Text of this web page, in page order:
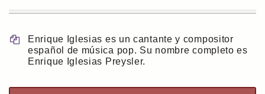
Enrique Iglesias es un cantante y compositor
español de música pop. Su nombre completo es
Enrique Iglesias Preysler.